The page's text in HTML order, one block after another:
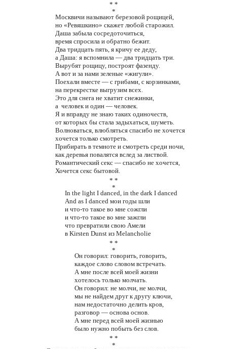
* *
*
Москвичи называют березовой рощицей,
но «Ревяшкино» скажет любой старожил.
Даша забыла сосредоточиться,
время спросила и обратно бежит.
Два тридцать пять, я кричу ее деду,
а Даша: я вспомнила — два тридцать три.
Вырубят рощицу, построят фазенду.
А вот и за нами зеленые «жигули».
Поехали вместе — с грибами, с корзинками,
на перекрестке выгрузим всех.
Это для снега не хватит снежинки,
а человек и один — человек.
Я и вправду не знаю таких одиночеств,
от которых бы стала задыхаться, шуметь.
Волноваться, влюбляться спасибо не хочется
хочется только смотреть.
Прибирать в темноте и смотреть среди ночи,
как деревья повалятся вслед за листвой.
Романтический секс — спасибо не хочется,
Хочется секс бытовой.
* *
*
In the light I danced, in the dark I danced
And as I dancedмои годы шли
и что-то такое во мне сожгли
и что-то такое во мне зажгли
что превратили свою Амели
в Kirsten Dunst из Melancholie
* *
*
Он говорил: говорить, говорить,
каждое слово словом встречать.
А мне после всей моей жизни
хотелось только молчать.
Он говорил: не молчи, не молчи,
мы не найдем друг к другу ключи,
нам недостаточно делить кров,
разговор — основа основ.
А мне перед всей моей жизнью
было нужно побыть без слов.
* *
*